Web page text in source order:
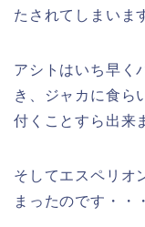
たされてしまいま
アシトはいち早く
き、ジャカに食ら
付くことすら出来
そしてエスペリオ
まったのです・・